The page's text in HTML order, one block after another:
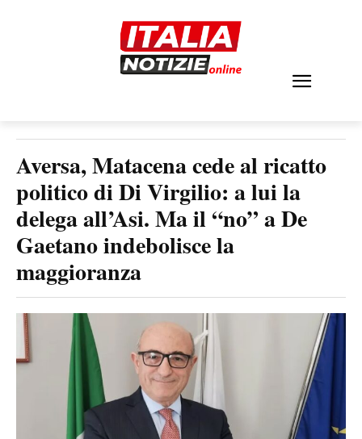
Aversa, Matacena cede al ricatto
politico di Di Virgilio: a lui la
delega all’Asi. Ma il “no” a De
Gaetano indebolisce la
maggioranza